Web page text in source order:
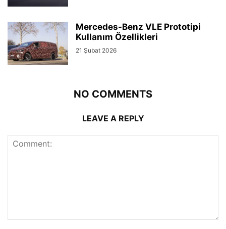
Mercedes-Benz VLE Prototipi
Kullanım Özellikleri
21 Şubat 2026
NO COMMENTS
LEAVE A REPLY